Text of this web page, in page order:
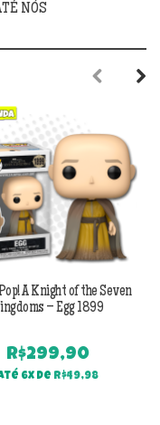
NÓS
A Knight of the Seven
– Egg 1899
R$299,90
6x de R$49,98